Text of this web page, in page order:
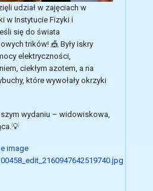
udział w zajęciach w
w Instytucie Fizyki i
się do świata
trików! 🎪 Były iskry
elektryczności,
ciekłym azotem, a na
które wywołały okrzyki
wydaniu – widowiskowa,
💡